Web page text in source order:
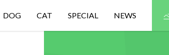
DOG CAT SPECIAL NEWS